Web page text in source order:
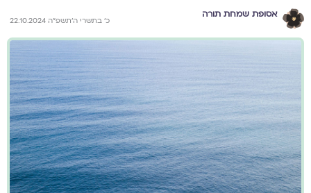
אסופת שמחת תורה
כ׳ בתשרי ה׳תשפ״ה 22.10.2024